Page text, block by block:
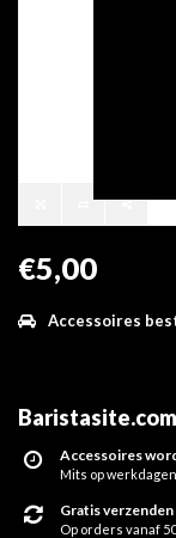
€5,00
Accessoires
Accessoires
Mits op
Gratis
Op orders vanaf